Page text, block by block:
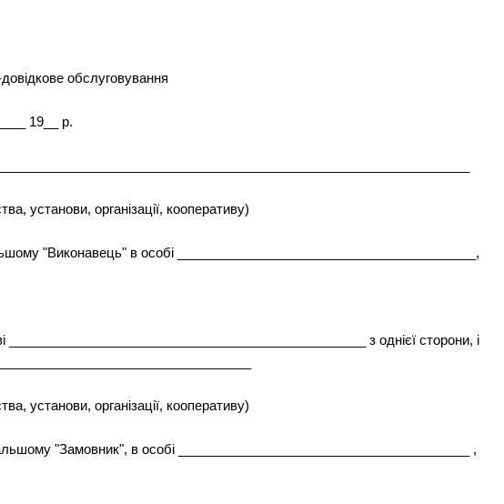
обслуговування
19__ р.
установи, організації, кооперативу)
"Виконавець" в особі _________________________________________,
_________________________________________________ з однієї сторони, і
установи, організації, кооперативу)
"Замовник", в особі ________________________________________ ,